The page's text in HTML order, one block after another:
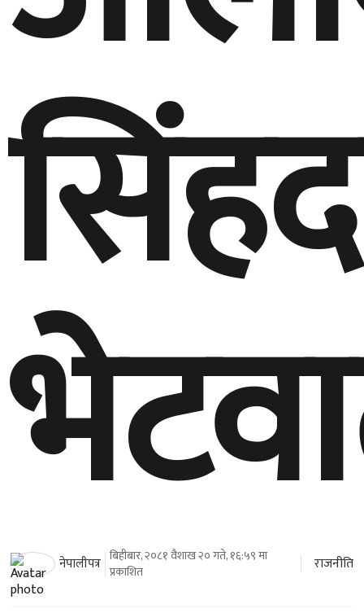
नेपालीपत्र बिहीबार, २०८१ वैशाख २० गते, १६:५९ मा
प्रकाशित
राजनीति